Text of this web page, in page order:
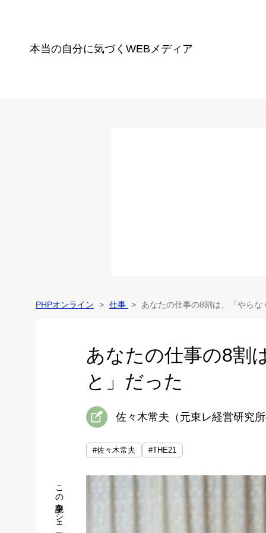
本当の自分に気づく WEBメディア
PHPオンライン 仕事 あなたの仕事の8割は、「やら
あなたの仕事の8割
と」だった
佐々木常夫（元東レ経営研究
#佐々木常夫 #THE21
この記事をシェア